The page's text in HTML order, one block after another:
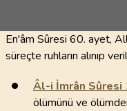
En'âm Sûresi 60. ayet,
süreçte ruhların alınıp
Âl-i İmrân Sûresi
ölümünü ve